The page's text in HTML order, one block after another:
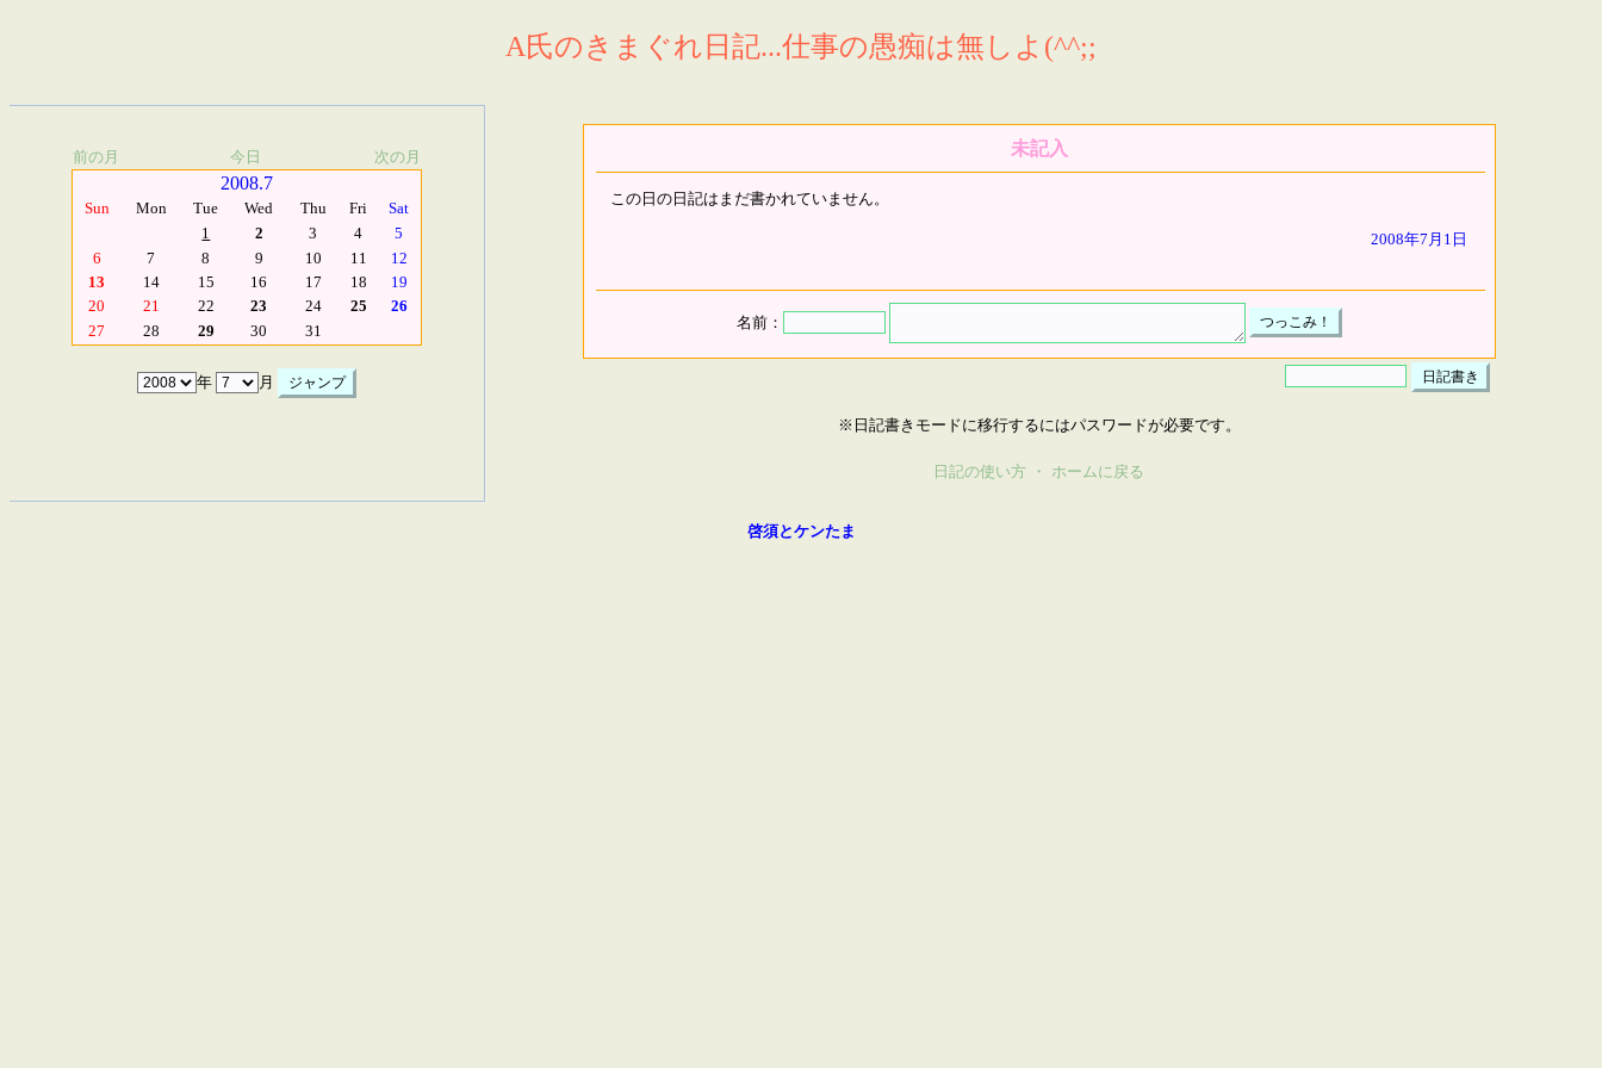
A氏のきまぐれ日記...仕事の愚痴は無しよ(^^;;
前の月 今日 次の月
2008.7
Sun Mon Tue Wed Thu Fri
Sat
1
2 3 4
5
6
7 8 9 10 11
12
13
14 15 16 17 18
19
20
21 22 23 24 25
26
27
28 29 30 31
年 月
未記入
この日の日記はまだ書かれていません。
2008年7月1日
名前：
※日記書きモードに移行するにはパスワードが必要です。
日記の使い方 ・ ホームに戻る
啓須とケンたま